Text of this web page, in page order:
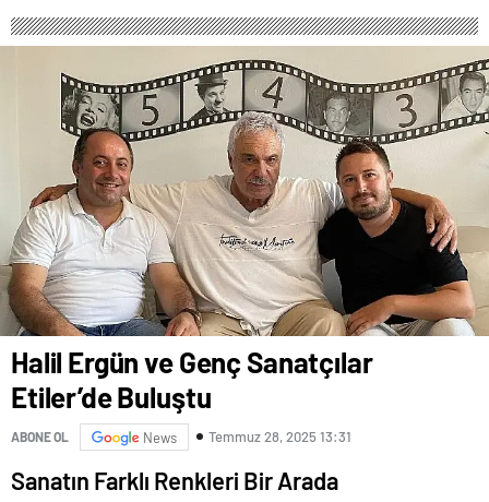
Halil Ergün ve Genç Sanatçılar
Etiler’de Buluştu
ABONE OL News Temmuz 28, 2025 13:31
Sanatın Farklı Renkleri Bir Arada